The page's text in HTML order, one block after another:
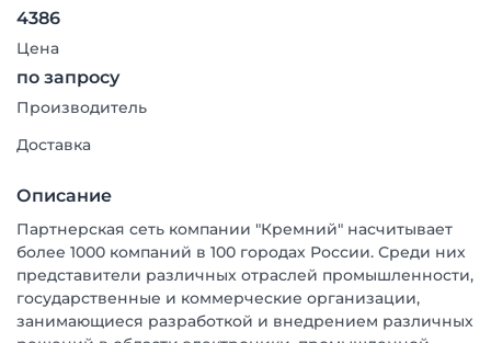
4386
Цена
по запросу
Производитель
Доставка
Описание
Партнерская сеть компании "Кремний" насчитывает
более 1000 компаний в 100 городах России. Среди них
представители различных отраслей промышленности,
государственные и коммерческие организации,
занимающиеся разработкой и внедрением различных